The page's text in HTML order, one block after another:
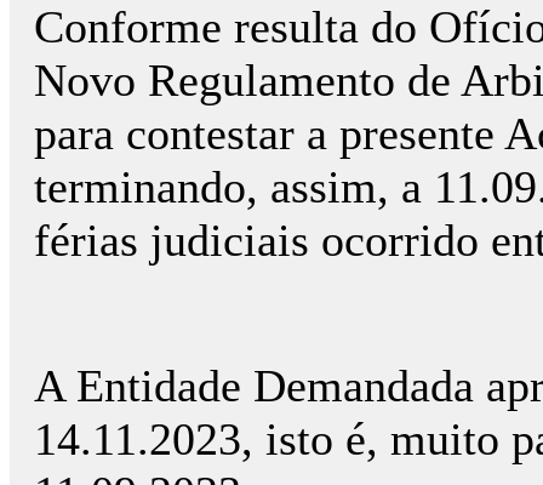
Conforme resulta do
Novo Regulamento de
para contestar a presente
terminando, assim, a
férias judiciais ocorrido
A Entidade Demandada
14.11.2023, isto é, muito